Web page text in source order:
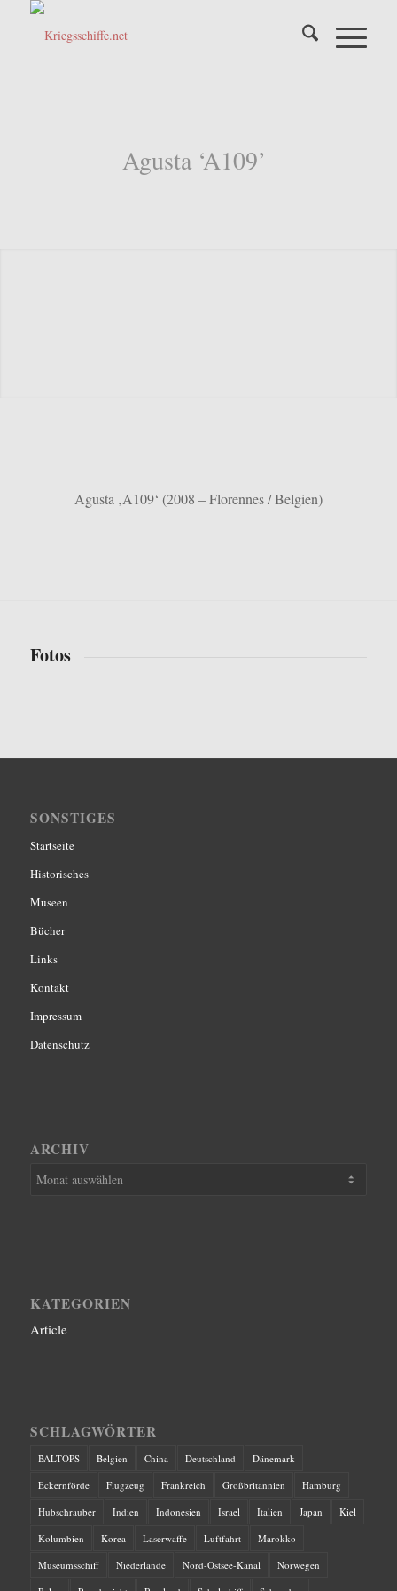
Agusta ‘A109’
Agusta ‚A109‘ (2008 – Florennes / Belgien)
Fotos
SONSTIGES
Startseite
Historisches
Museen
Bücher
Links
Kontakt
Impressum
Datenschutz
ARCHIV
KATEGORIEN
Article
SCHLAGWÖRTER
BALTOPS Belgien China Deutschland
Dänemark
Eckernförde
Flugzeug Frankreich Großbritannien
Hamburg
Hubschrauber
Indien Indonesien Israel Italien Japan
Kiel
Kolumbien
Korea Laserwaffe Luftfahrt
Marokko
Museumsschiff
Niederlande Nord-Ostsee-Kanal
Norwegen